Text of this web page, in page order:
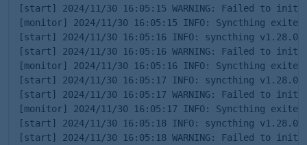
[start] 2024/11/30 16:05:15 WARNING: Failed to
[monitor] 2024/11/30 16:05:15 INFO: Syncthing
[start] 2024/11/30 16:05:16 INFO: syncthing v1.28.0
[start] 2024/11/30 16:05:16 WARNING: Failed to
[monitor] 2024/11/30 16:05:16 INFO: Syncthing
[start] 2024/11/30 16:05:17 INFO: syncthing v1.28.0
[start] 2024/11/30 16:05:17 WARNING: Failed to
[monitor] 2024/11/30 16:05:17 INFO: Syncthing
[start] 2024/11/30 16:05:18 INFO: syncthing v1.28.0
[start] 2024/11/30 16:05:18 WARNING: Failed to